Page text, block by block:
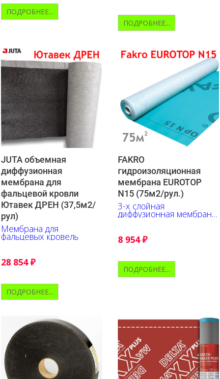
ПОДРОБНЕЕ...
ПОДРОБНЕЕ...
JUTA объемная
диффузионная
мембрана для
фальцевой кровли
Ютавек ДРЕН (37,5м2/
рул)
Мембрана для
фальцевых кровель
28 854₽
ПОДРОБНЕЕ...
FAKRO
гидроизоляционная
мембрана EUROTOP
N15 (75м2/рул.)
3-х слойная
диффузионная мембрана
из полипропилена
8 954₽
ПОДРОБНЕЕ...